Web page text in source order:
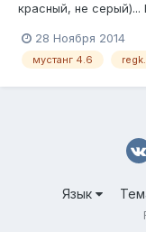
красный, не серый)...
(царапины не в
посмотреть на
28 Ноября 2014
мустанг 4.6
Язык